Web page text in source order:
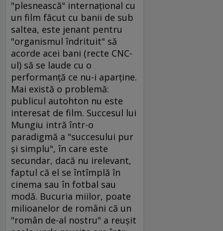
"plesnească" internaţional cu
un film făcut cu banii de sub
saltea, este jenant pentru
"organismul îndrituit" să
acorde acei bani (recte CNC-
ul) să se laude cu o
performanţă ce nu-i aparţine.
Mai există o problemă:
publicul autohton nu este
interesat de film. Succesul lui
Mungiu intră într-o
paradigmă a "succesului pur
şi simplu", în care este
secundar, dacă nu irelevant,
faptul că el se întîmplă în
cinema sau în fotbal sau
modă. Bucuria miilor, poate
milioanelor de români că un
"român de-al nostru" a reuşit